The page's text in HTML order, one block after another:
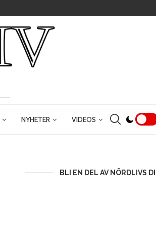
NYHETER VIDEOS
BLI EN DEL AV NÖRDLIVS